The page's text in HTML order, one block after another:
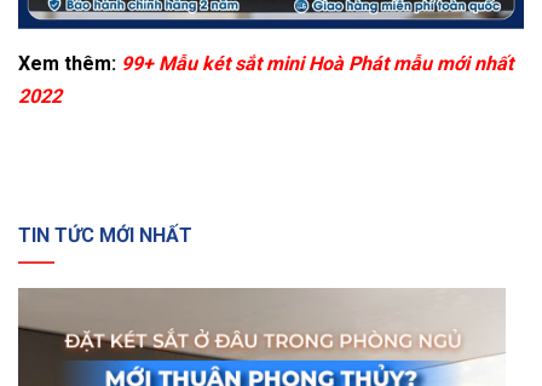
Xem thêm: 99+ Mẫu két sắt mini Hoà Phát mẫu mới nhất
2022
TIN TỨC MỚI NHẤT